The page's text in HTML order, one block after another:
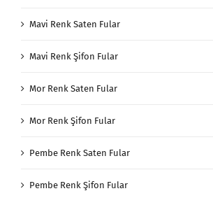
Mavi Renk Saten Fular
Mavi Renk Şifon Fular
Mor Renk Saten Fular
Mor Renk Şifon Fular
Pembe Renk Saten Fular
Pembe Renk Şifon Fular